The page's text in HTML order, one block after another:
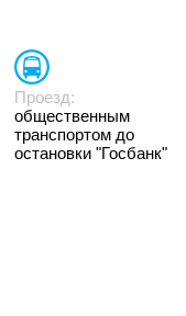
Проезд:
общественным
транспортом до
остановки "Госбанк"